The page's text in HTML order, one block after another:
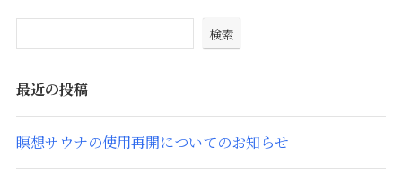
検索
最近の投稿
瞑想サウナの使用再開についてのお知らせ